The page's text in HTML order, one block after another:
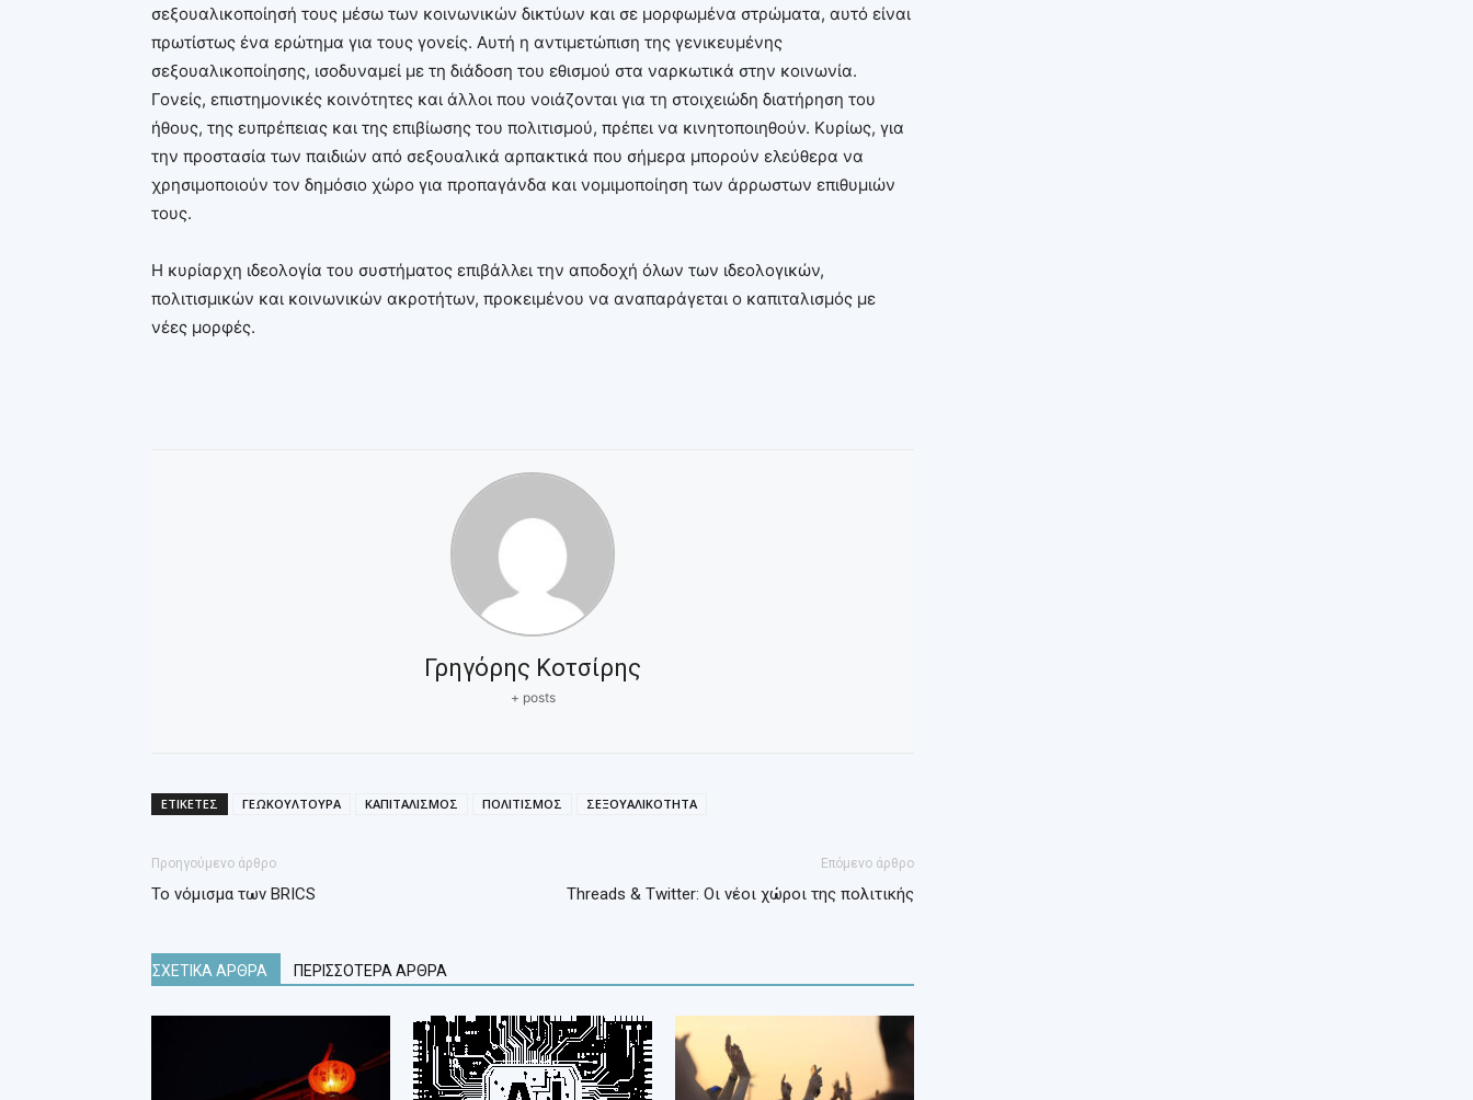
σεξουαλικοποίησή τους μέσω των κοινωνικών δικτύων και σε μορφωμένα στρώματα, αυτό είναι
πρωτίστως ένα ερώτημα για τους γονείς. Αυτή η αντιμετώπιση της γενικευμένης
σεξουαλικοποίησης, ισοδυναμεί με τη διάδοση του εθισμού στα ναρκωτικά στην κοινωνία.
Γονείς, επιστημονικές κοινότητες και άλλοι που νοιάζονται για τη στοιχειώδη διατήρηση του
ήθους, της ευπρέπειας και της επιβίωσης του πολιτισμού, πρέπει να κινητοποιηθούν. Κυρίως, για
την προστασία των παιδιών από σεξουαλικά αρπακτικά που σήμερα μπορούν ελεύθερα να
χρησιμοποιούν τον δημόσιο χώρο για προπαγάνδα και νομιμοποίηση των άρρωστων επιθυμιών
τους.
Η κυρίαρχη ιδεολογία του συστήματος επιβάλλει την αποδοχή όλων των ιδεολογικών,
πολιτισμικών και κοινωνικών ακροτήτων, προκειμένου να αναπαράγεται ο καπιταλισμός με
νέες μορφές.
Γρηγόρης Κοτσίρης
+ posts
ΕΤΙΚΕΤΕΣ ΓΕΩΚΟΥΛΤΟΥΡΑ ΚΑΠΙΤΑΛΙΣΜΟΣ ΠΟΛΙΤΙΣΜΟΣ ΣΕΞΟΥΑΛΙΚΟΤΗΤΑ
Προηγούμενο άρθρο
Το νόμισμα των BRICS
Επόμενο άρθρο
Threads & Twitter: Οι νέοι χώροι της πολιτικής
ΣΧΕΤΙΚΑ ΑΡΘΡΑ ΠΕΡΙΣΣΟΤΕΡΑ ΑΡΘΡΑ